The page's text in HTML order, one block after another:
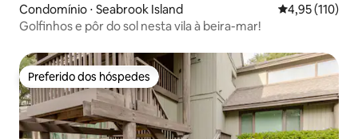
Condomínio ⋅ Seabrook Island 4,95 de uma
4,95 (110)
Golfinhos e pôr do sol nesta vila à beira-mar!
Preferido dos hóspedes
Preferido dos hóspedes